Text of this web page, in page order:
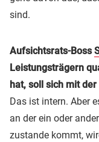
sind.
Aufsichtsrats-Boss
Leistungsträgern
hat, soll sich mit
Das ist intern. Aber
an der ein oder
zustande kommt,